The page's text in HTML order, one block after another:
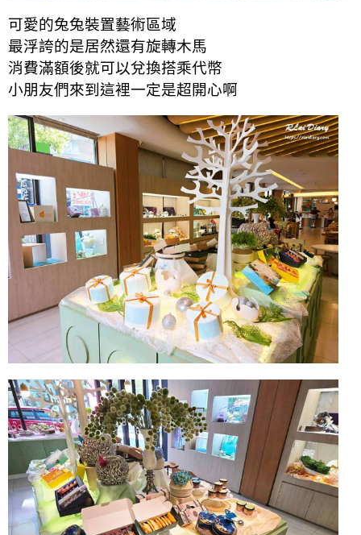
可愛的兔兔裝置藝術區域
最浮誇的是居然還有旋轉木馬
消費滿額後就可以兌換搭乘代幣
小朋友們來到這裡一定是超開心啊